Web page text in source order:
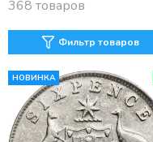
Фильтр товаров
НОВИНКА